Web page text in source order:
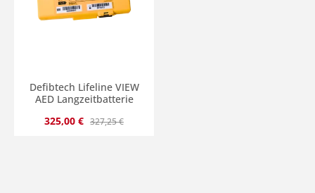
Defibtech Lifeline VIEW
AED Langzeitbatterie
Verkaufspreis:
325,00 € Regulärer Preis:
327,25 €